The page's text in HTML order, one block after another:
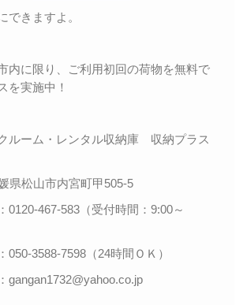
できますよ。
内に限り、ご利用初回の荷物を無料で
を実施中！
ルーム・レンタル収納庫 収納プラス
県松山市内宮町甲505-5
0120-467-583（受付時間：9:00～
3588-7598（24時間ＯＫ）
gangan1732@yahoo.co.jp